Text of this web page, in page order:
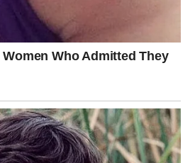
odluka koje će imati dugoročan
situacija razvijat će se u vašu
stabilnije nego ranije. U ljubavi
i otvorenih razgovora.
vam koliko joj značite.